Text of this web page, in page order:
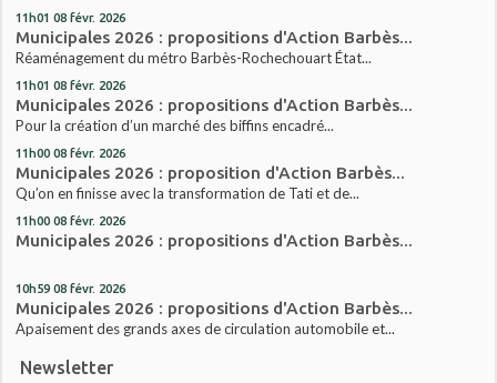
11h01 08 févr. 2026
Municipales 2026 : propositions d'Action Barbès...
Réaménagement du métro Barbès-Rochechouart État...
11h01 08 févr. 2026
Municipales 2026 : propositions d'Action Barbès...
Pour la création d’un marché des biffins encadré...
11h00 08 févr. 2026
Municipales 2026 : proposition d'Action Barbès...
Qu’on en finisse avec la transformation de Tati et de...
11h00 08 févr. 2026
Municipales 2026 : propositions d'Action Barbès...
10h59 08 févr. 2026
Municipales 2026 : propositions d'Action Barbès...
Apaisement des grands axes de circulation automobile et...
Newsletter